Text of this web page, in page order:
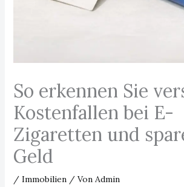
So erkennen Sie
Kostenfallen bei E-
Zigaretten und
Geld
/ Immobilien/ Von Admin